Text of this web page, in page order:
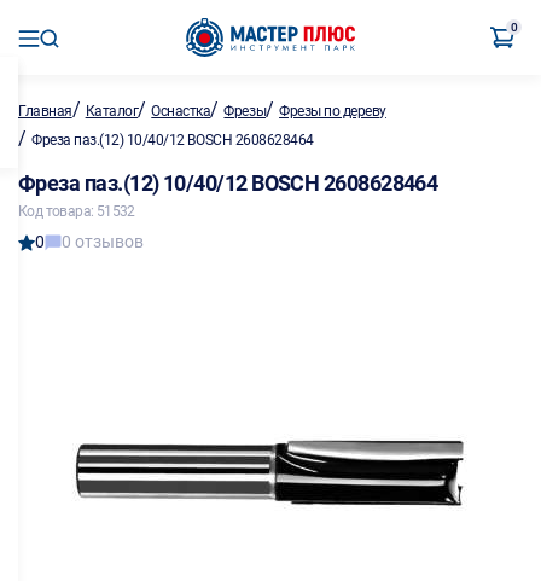
0
Главная/ Каталог/Оснастка/Фрезы/Фрезы по дереву
/ Фреза паз.(12) 10/40/12 BOSCH 2608628464
Фреза паз.(12) 10/40/12 BOSCH 2608628464
Код товара: 51532
0 0 отзывов